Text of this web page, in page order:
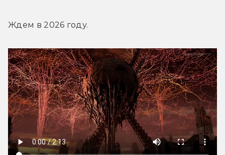
Ждем в 2026 году.